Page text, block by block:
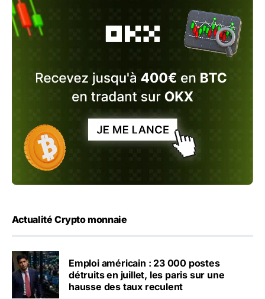
Actualité Crypto monnaie
Emploi américain : 23 000 postes
détruits en juillet, les paris sur une
hausse des taux reculent